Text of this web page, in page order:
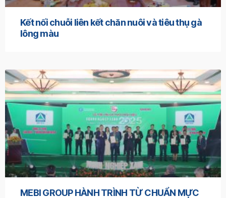
Kết nối chuỗi liên kết chăn nuôi và tiêu thụ gà
lông màu
MEBI GROUP HÀNH TRÌNH TỪ CHUẨN MỰC